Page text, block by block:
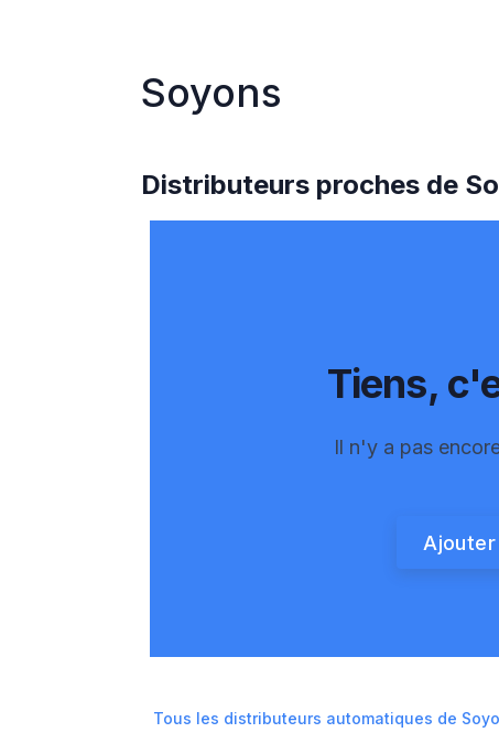
Soyons
Distributeurs proches de
Tiens,
Il n'y a pas
Tous les distributeurs automatiques de